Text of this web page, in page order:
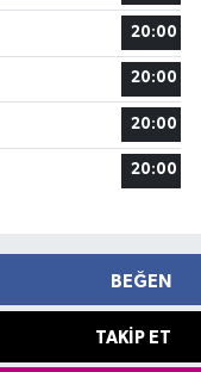
20:00
20:00
20:00
20:00
BEĞEN
TAKIP ET